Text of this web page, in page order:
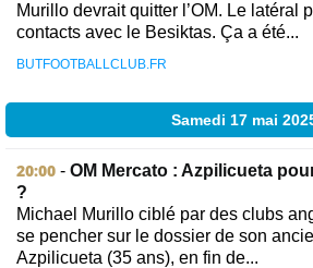
Murillo devrait quitter l’OM. Le latéral
contacts avec le Besiktas. Ça a été...
BUTFOOTBALLCLUB.FR
Samedi 17 mai
20:00 - OM Mercato : Azpilicueta
?
Michael Murillo ciblé par des clubs
se pencher sur le dossier de son
Azpilicueta (35 ans), en fin de...